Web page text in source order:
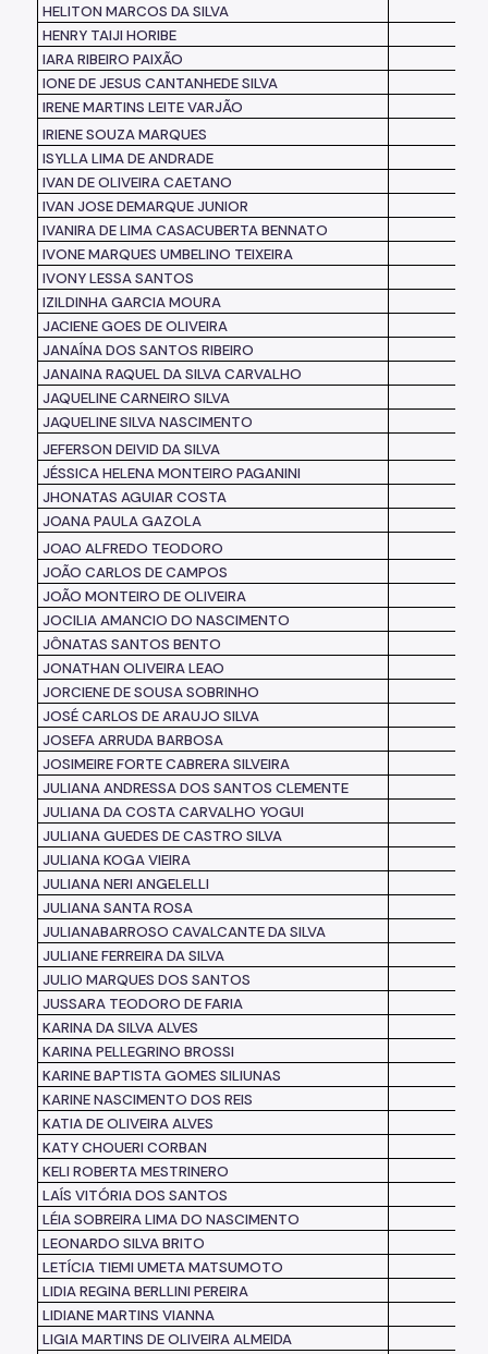
HELITON MARCOS DA SILVA
HENRY TAIJI HORIBE
IARA RIBEIRO PAIXÃO
IONE DE JESUS CANTANHEDE SILVA
IRENE MARTINS LEITE VARJÃO
IRIENE SOUZA MARQUES
ISYLLA LIMA DE ANDRADE
IVAN DE OLIVEIRA CAETANO
IVAN JOSE DEMARQUE JUNIOR
IVANIRA DE LIMA CASACUBERTA BENNATO
IVONE MARQUES UMBELINO TEIXEIRA
IVONY LESSA SANTOS
IZILDINHA GARCIA MOURA
JACIENE GOES DE OLIVEIRA
JANAÍNA DOS SANTOS RIBEIRO
JANAINA RAQUEL DA SILVA CARVALHO
JAQUELINE CARNEIRO SILVA
JAQUELINE SILVA NASCIMENTO
JEFERSON DEIVID DA SILVA
JÉSSICA HELENA MONTEIRO PAGANINI
JHONATAS AGUIAR COSTA
JOANA PAULA GAZOLA
JOAO ALFREDO TEODORO
JOÃO CARLOS DE CAMPOS
JOÃO MONTEIRO DE OLIVEIRA
JOCILIA AMANCIO DO NASCIMENTO
JÔNATAS SANTOS BENTO
JONATHAN OLIVEIRA LEAO
JORCIENE DE SOUSA SOBRINHO
JOSÉ CARLOS DE ARAUJO SILVA
JOSEFA ARRUDA BARBOSA
JOSIMEIRE FORTE CABRERA SILVEIRA
JULIANA ANDRESSA DOS SANTOS CLEMENTE
JULIANA DA COSTA CARVALHO YOGUI
JULIANA GUEDES DE CASTRO SILVA
JULIANA KOGA VIEIRA
JULIANA NERI ANGELELLI
JULIANA SANTA ROSA
JULIANABARROSO CAVALCANTE DA SILVA
JULIANE FERREIRA DA SILVA
JULIO MARQUES DOS SANTOS
JUSSARA TEODORO DE FARIA
KARINA DA SILVA ALVES
KARINA PELLEGRINO BROSSI
KARINE BAPTISTA GOMES SILIUNAS
KARINE NASCIMENTO DOS REIS
KATIA DE OLIVEIRA ALVES
KATY CHOUERI CORBAN
KELI ROBERTA MESTRINERO
LAÍS VITÓRIA DOS SANTOS
LÉIA SOBREIRA LIMA DO NASCIMENTO
LEONARDO SILVA BRITO
LETÍCIA TIEMI UMETA MATSUMOTO
LIDIA REGINA BERLLINI PEREIRA
LIDIANE MARTINS VIANNA
LIGIA MARTINS DE OLIVEIRA ALMEIDA